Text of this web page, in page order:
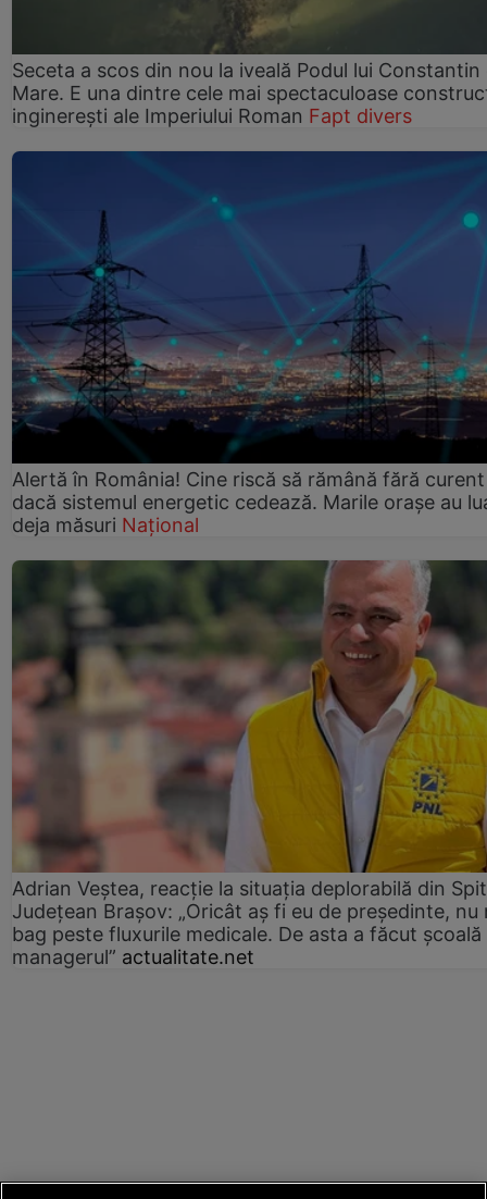
Seceta a scos din nou la iveală Podul lui Constantin
Mare. E una dintre cele mai spectaculoase
inginerești ale Imperiului Roman Fapt divers
Alertă în România! Cine riscă să rămână fără curent
dacă sistemul energetic cedează. Marile orașe au
deja măsuri Național
Adrian Veștea, reacție la situația deplorabilă din
Județean Brașov: „Oricât aș fi eu de președinte, nu
bag peste fluxurile medicale. De asta a făcut școală
managerul” actualitate.net